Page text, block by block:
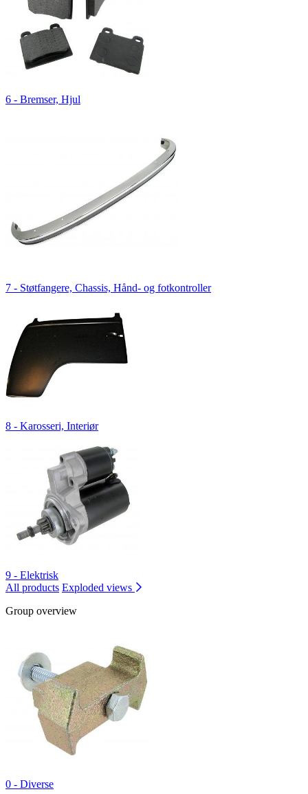
6 - Bremser, Hjul
7 - Støtfangere, Chassis, Hånd- og fotkontroller
8 - Karosseri, Interiør
9 - Elektrisk
All products Exploded views
Group overview
0 - Diverse